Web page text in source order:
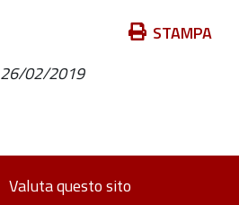
STAMPA
26/02/2019
Valuta questo sito